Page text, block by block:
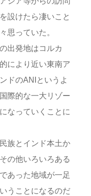
設けたら凄いこと
思っていた。
出発地はコルカ
により近い東南ア
ドのANIというよ
際的な一大リゾー
なっていくことに
族とインド本土か
の他いろいろある
あった地域が一足
うことになるのだ